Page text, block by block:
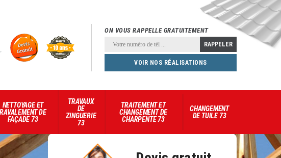
ON VOUS RAPPELLE GRATUITEMENT
VOIR NOS RÉALISATIONS
NETTOYAGE ET
RAVALEMENT DE
FAÇADE 73
TRAVAUX
DE
ZINGUERIE
73
TRAITEMENT ET
CHANGEMENT DE
CHARPENTE 73
CHANGEMENT
DE TUILE 73